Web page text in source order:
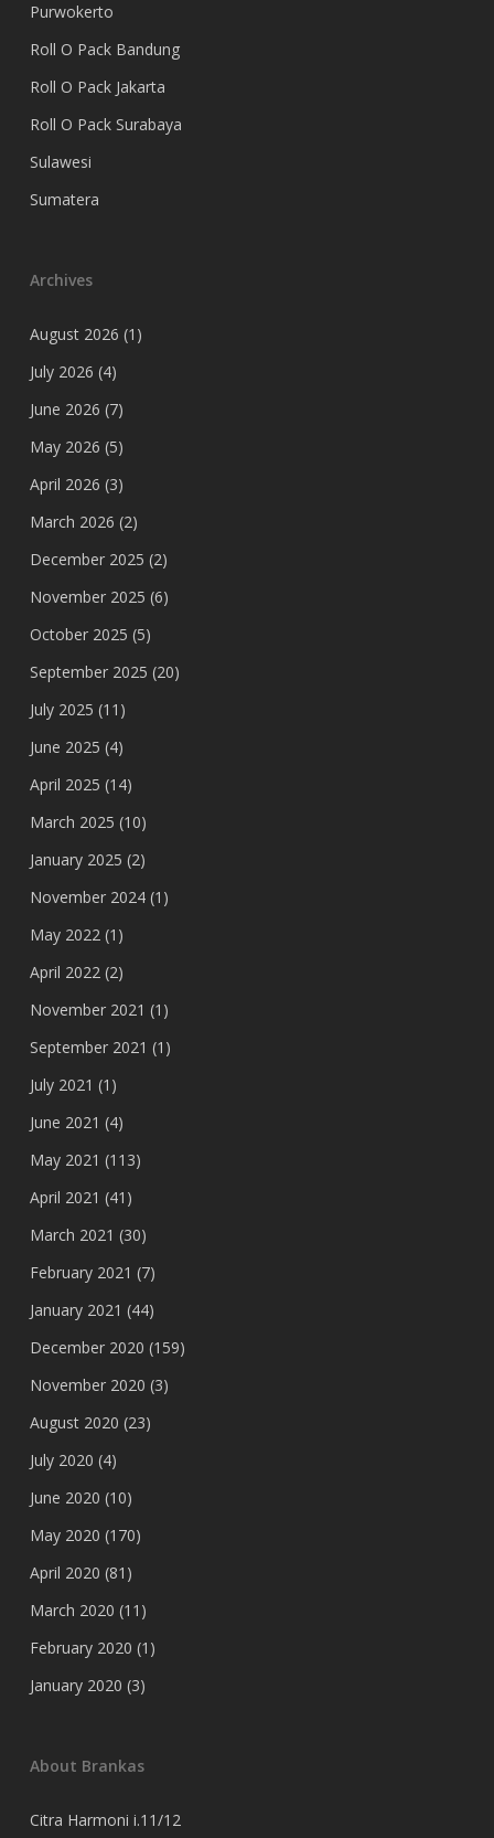
Purwokerto
Roll O Pack Bandung
Roll O Pack Jakarta
Roll O Pack Surabaya
Sulawesi
Sumatera
Archives
August 2026 (1)
July 2026 (4)
June 2026 (7)
May 2026 (5)
April 2026 (3)
March 2026 (2)
December 2025 (2)
November 2025 (6)
October 2025 (5)
September 2025 (20)
July 2025 (11)
June 2025 (4)
April 2025 (14)
March 2025 (10)
January 2025 (2)
November 2024(1)
May 2022(1)
April 2022(2)
November 2021 (1)
September 2021 (1)
July 2021 (1)
June 2021 (4)
May 2021 (113)
April 2021 (41)
March 2021 (30)
February 2021 (7)
January 2021 (44)
December 2020 (159)
November 2020 (3)
August 2020 (23)
July 2020 (4)
June 2020 (10)
May 2020 (170)
April 2020 (81)
March 2020 (11)
February 2020 (1)
January 2020 (3)
About Brankas
Citra Harmoni i.11/12